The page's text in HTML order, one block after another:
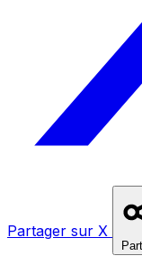
Partager sur X